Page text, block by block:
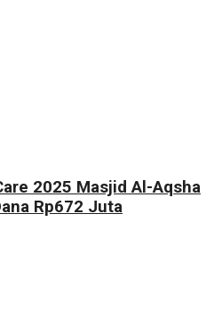
2025 Masjid Al-Aqsha
Rp672 Juta